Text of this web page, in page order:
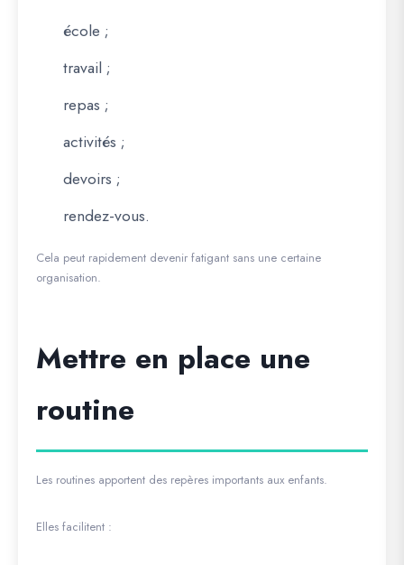
école ;
travail ;
repas ;
activités ;
devoirs ;
rendez-vous.
Cela peut rapidement devenir fatigant sans une certaine
organisation.
Mettre en place une
routine
Les routines apportent des repères importants aux enfants.
Elles facilitent :